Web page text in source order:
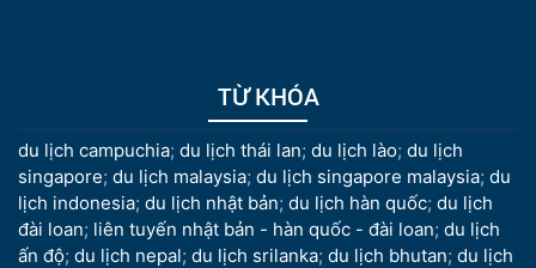
TỪ KHÓA
du lịch campuchia; du lịch thái lan; du lịch lào; du lịch
singapore; du lịch malaysia; du lịch singapore malaysia; du
lịch indonesia; du lịch nhật bản; du lịch hàn quốc; du lịch
đài loan; liên tuyến nhật bản - hàn quốc - đài loan; du lịch
ấn độ; du lịch nepal; du lịch srilanka; du lịch bhutan; du lịch